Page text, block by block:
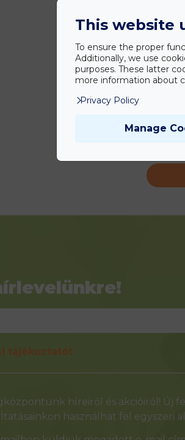
на
для
У нас
для
híreiről és akcióiról!
használhat fel egyszeri
This website
To ensure the proper
Additionally, we use
purposes. These latter
more information about
Privacy Policy
Manage